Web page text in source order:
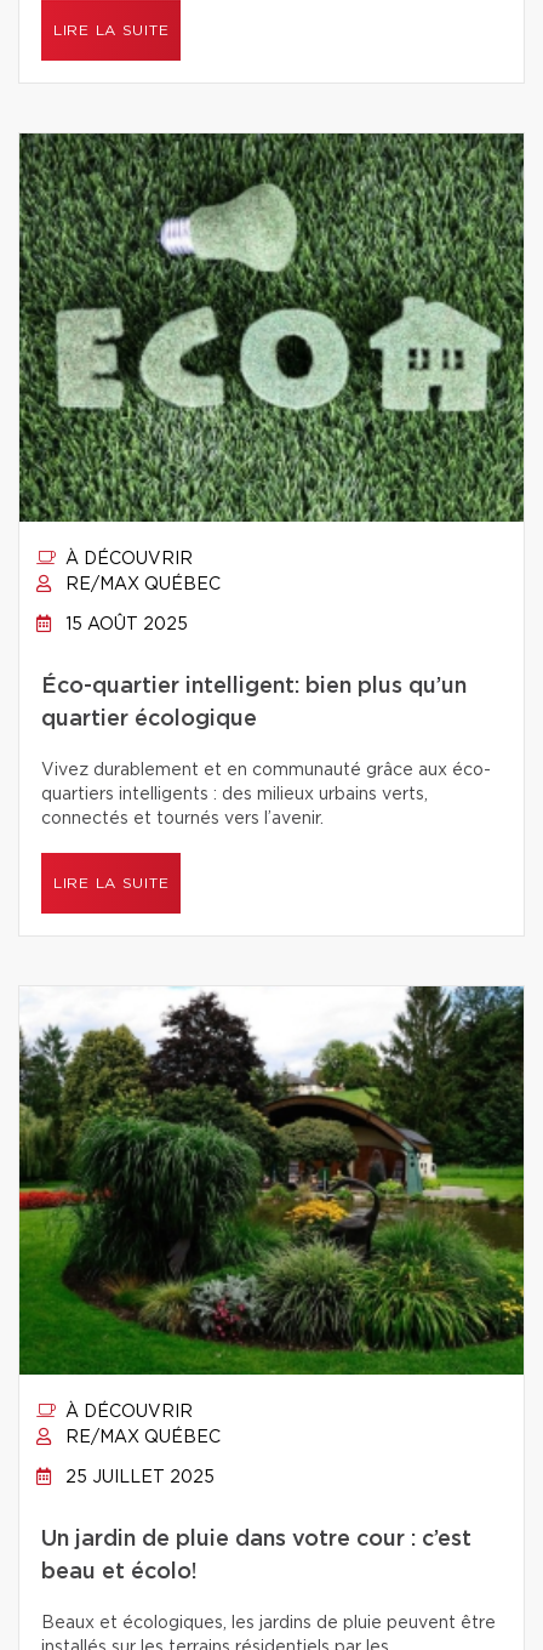
LIRE LA SUITE
À DÉCOUVRIR
RE/MAX QUÉBEC
15 AOÛT 2025
Éco-quartier intelligent: bien plus qu’un
quartier écologique
Vivez durablement et en communauté grâce aux éco-
quartiers intelligents : des milieux urbains verts,
connectés et tournés vers l’avenir.
LIRE LA SUITE
À DÉCOUVRIR
RE/MAX QUÉBEC
25 JUILLET 2025
Un jardin de pluie dans votre cour : c’est
beau et écolo!
Beaux et écologiques, les jardins de pluie peuvent être